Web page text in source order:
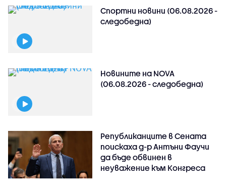
Спортни новини (06.08.2026 -
следобедна)
Новините на NOVA
(06.08.2026 - следобедна)
Републиканците в Сената
поискаха д-р Антъни Фаучи
да бъде обвинен в
неуважение към Конгреса